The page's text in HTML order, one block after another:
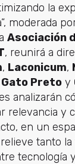
la
moderada
Asociación
, reunirá a
, Laconicum,
Gato Pretoy
analizarán
relevancia y
en un
tanto
tecnología